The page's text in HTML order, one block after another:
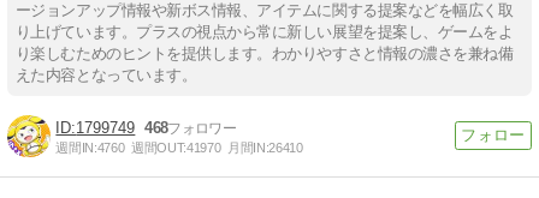
ージョンアップ情報や新ボス情報、アイテムに関する提案などを幅広く取
り上げています。プラスの視点から常に新しい展望を提案し、ゲームをよ
り楽しむためのヒントを提供します。わかりやすさと情報の濃さを兼ね備
えた内容となっています。
1799749 468
週間IN:4760 週間OUT:41970 月間IN:26410